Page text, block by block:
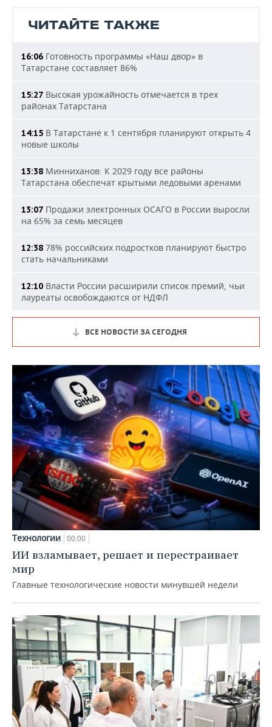
ЧИТАЙТЕ ТАКЖЕ
16:06 Готовность программы «Наш двор» в
Татарстане составляет 86%
15:27 Высокая урожайность отмечается в трех
районах Татарстана
14:15 В Татарстане к 1 сентября планируют открыть 4
новые школы
13:38 Минниханов: К 2029 году все районы
Татарстана обеспечат крытыми ледовыми аренами
13:07 Продажи электронных ОСАГО в России выросли
на 65% за семь месяцев
12:38 78% российских подростков планируют быстро
стать начальниками
12:10 Власти России расширили список премий, чьи
лауреаты освобождаются от НДФЛ
ВСЕ НОВОСТИ ЗА СЕГОДНЯ
Технологии 00:00
ИИ взламывает, решает и перестраивает
мир
Главные технологические новости минувшей недели